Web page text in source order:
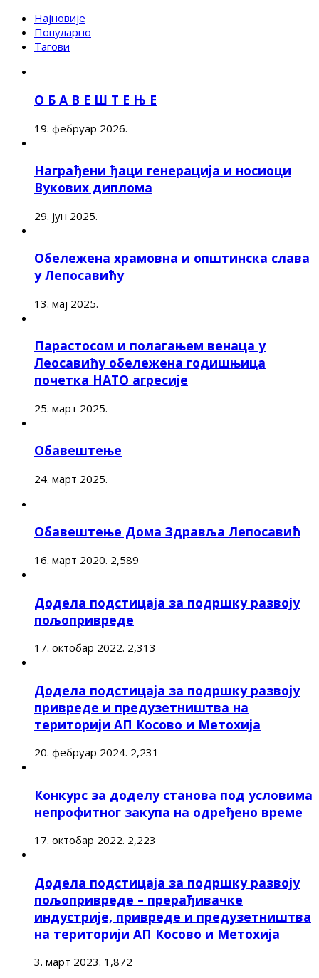
Најновије
Популарно
Тагови
О Б А В Е Ш Т Е Њ Е
19. фебруар 2026.
Награђени ђаци генерација и носиоци
Вукових диплома
29. јун 2025.
Обележена храмовна и општинска слава
у Лепосавићу
13. мај 2025.
Парастосом и полагањем венаца у
Леосавићу обележена годишњица
почетка НАТО агресије
25. март 2025.
Обавештење
24. март 2025.
Обавештење Дома Здравља Лепосавић
16. март 2020. 2,589
Додела подстицаја за подршку развоју
пољопривреде
17. октобар 2022. 2,313
Додела подстицаја за подршку развоју
привреде и предузетништва на
територији АП Косово и Метохија
20. фебруар 2024. 2,231
Конкурс за доделу станова под условима
непрофитног закупа на одређено време
17. октобар 2022. 2,223
Додела подстицаја за подршку развоју
пољопривреде – прерађивачке
индустрије, привреде и предузетништва
на територији АП Косово и Метохија
3. март 2023. 1,872